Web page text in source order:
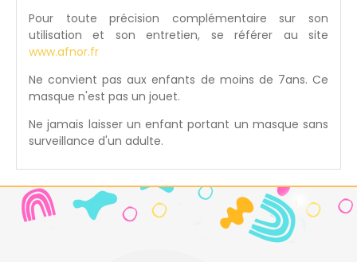
Pour toute précision complémentaire sur son
utilisation et son entretien, se référer au site
www.afnor.fr
Ne convient pas aux enfants de moins de 7ans. Ce
masque n'est pas un jouet.
Ne jamais laisser un enfant portant un masque sans
surveillance d'un adulte.